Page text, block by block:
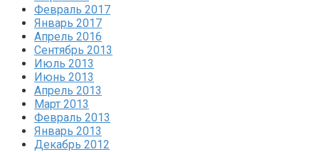
Февраль 2017
Январь 2017
Апрель 2016
Сентябрь 2013
Июль 2013
Июнь 2013
Апрель 2013
Март 2013
Февраль 2013
Январь 2013
Декабрь 2012